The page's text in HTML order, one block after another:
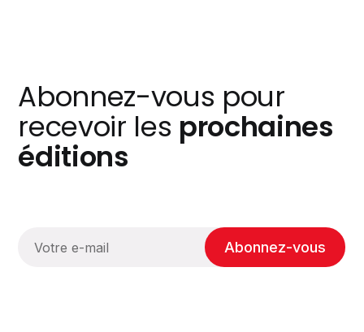
Abonnez-vous pour
recevoir les prochaines
éditions
Abonnez-vous